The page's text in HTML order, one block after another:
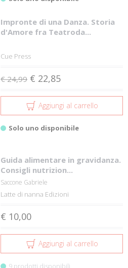
Impronte di una Danza. Storia
d'Amore fra Teatroda...
Cue Press
€ 24,99 € 22,85
Aggiungi al carrello
Solo uno disponibile
Guida alimentare in gravidanza.
Consigli nutrizion...
Saccone Gabriele
Latte di nanna Edizioni
€ 10,00
Aggiungi al carrello
9 prodotti disponibili